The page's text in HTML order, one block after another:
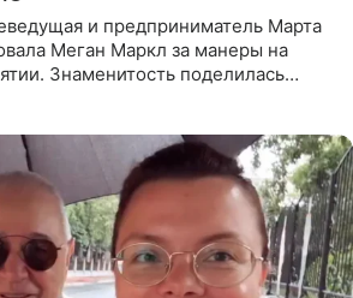
и предприниматель Марта
Меган Маркл за манеры на
Знаменитость поделилась